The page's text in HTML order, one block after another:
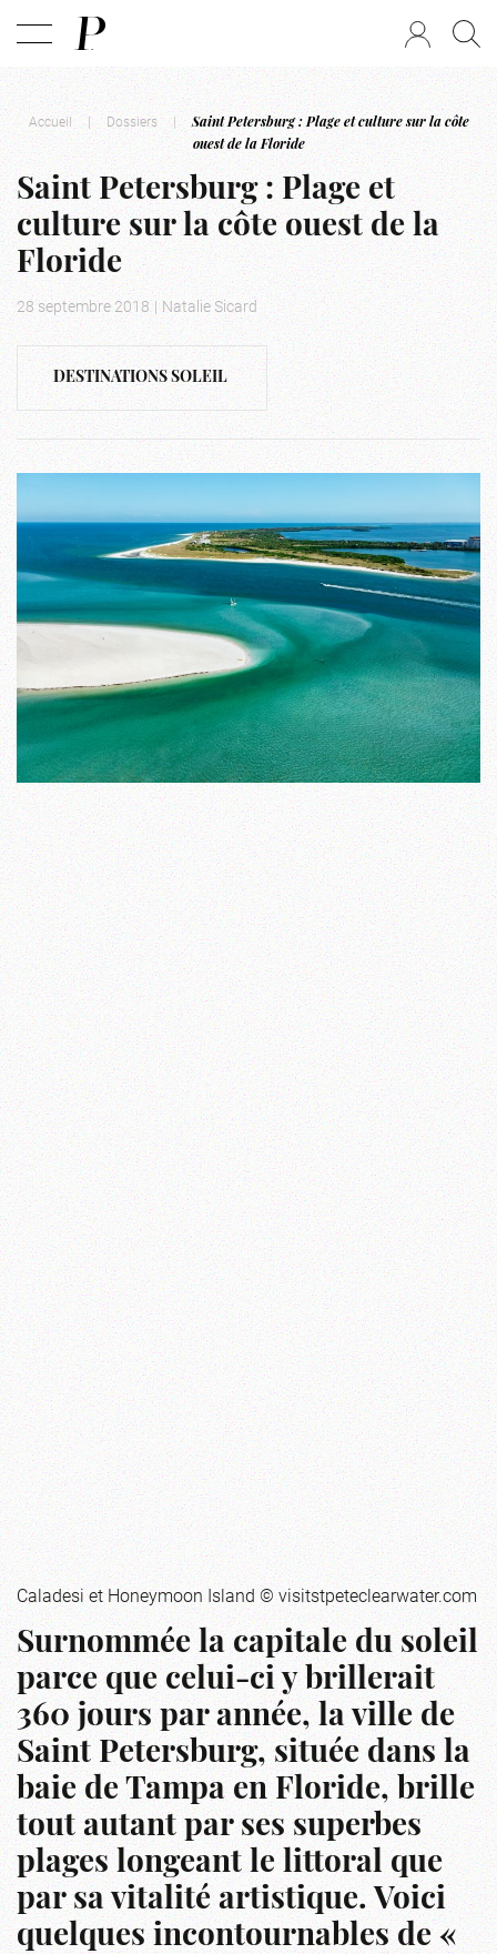
Accueil | Dossiers |
Saint Petersburg : Plage et culture sur la côte
ouest de la Floride
Saint Petersburg : Plage et
culture sur la côte ouest de la
Floride
28 septembre 2018 | Natalie Sicard
DESTINATIONS SOLEIL
Caladesi et Honeymoon Island © visitstpeteclearwater.com
Surnommée la capitale du soleil
parce que celui-ci y brillerait
360 jours par année, la ville de
Saint Petersburg, située dans la
baie de Tampa en Floride, brille
tout autant par ses superbes
plages longeant le littoral que
par sa vitalité artistique. Voici
quelques incontournables de «